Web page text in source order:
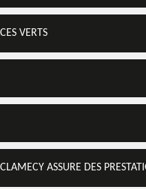
VERTS
ASSURE DES